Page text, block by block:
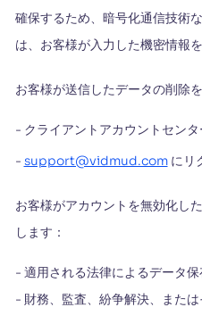
確保するため、暗号化通信技術
は、お客様が入力した機密情報
お客様が送信したデータの削除
- クライアントアカウントセン
- support@vidmud.comにリ
お客様がアカウントを無効化し
します：
- 適用される法律によるデータ
- 財務、監査、紛争解決、また